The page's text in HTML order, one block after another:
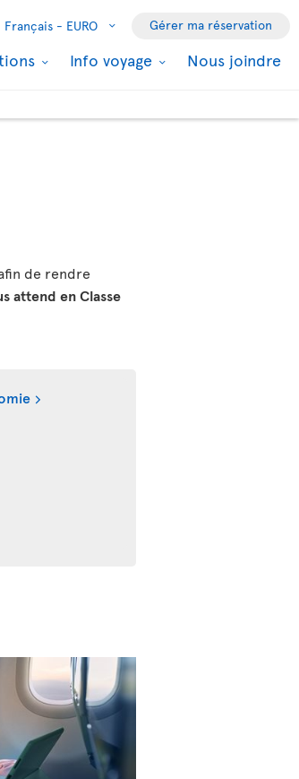
Français - EURO Gérer ma réservation
Info voyage Nous joindre
de rendre
attend en Classe